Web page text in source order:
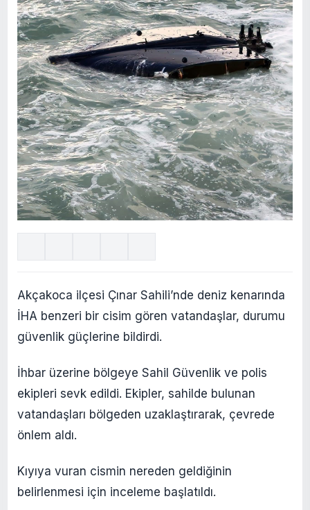
Akçakoca ilçesi Çınar Sahili’nde deniz kenarında
İHA benzeri bir cisim gören vatandaşlar, durumu
güvenlik güçlerine bildirdi.
İhbar üzerine bölgeye Sahil Güvenlik ve polis
ekipleri sevk edildi. Ekipler, sahilde bulunan
vatandaşları bölgeden uzaklaştırarak, çevrede
önlem aldı.
Kıyıya vuran cismin nereden geldiğinin
belirlenmesi için inceleme başlatıldı.